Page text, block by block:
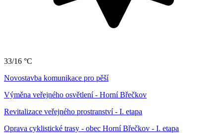
33/16 °C
Novostavba komunikace pro pěší
Výměna veřejného osvětlení - Horní Břečkov
Revitalizace veřejného prostranství - I. etapa
Oprava cyklistické trasy - obec Horní Břečkov - I. etapa